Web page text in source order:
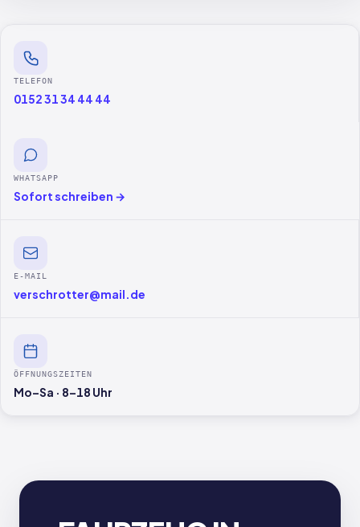
TELEFON
0152 31 34 44 44
WHATSAPP
Sofort schreiben →
E-MAIL
verschrotter@mail.de
ÖFFNUNGSZEITEN
Mo–Sa · 8–18 Uhr